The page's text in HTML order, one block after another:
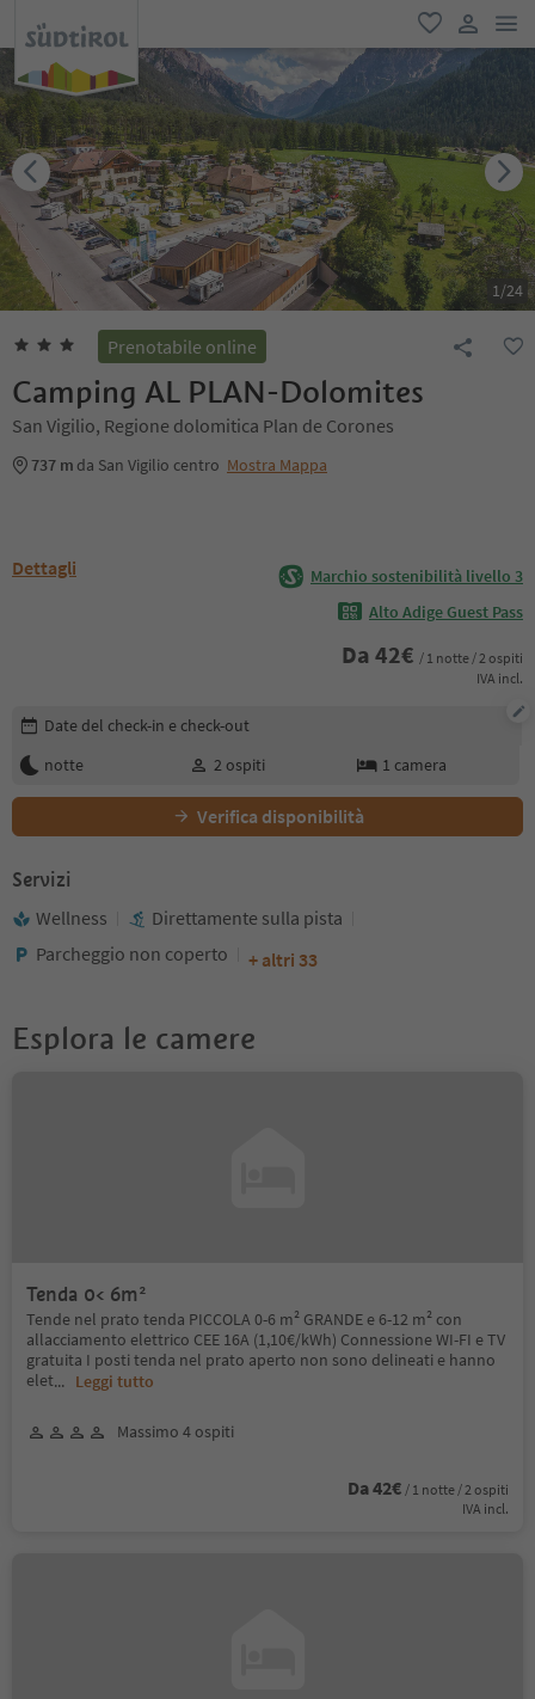
favoriti
user link
1/24
Prenotabile online
Camping AL PLAN-Dolomites
San Vigilio, Regione dolomitica Plan de Corones
737 m da San Vigilio centro Mostra Mappa
Dettagli
Marchio sostenibilità livello 3
Alto Adige Guest Pass
Da 42€ / 1 notte / 2 ospiti
IVA incl.
Modifica i dettagli della prenotazione
Date del check-in e check-out
notte
2 ospiti 1 camera
Verifica disponibilità
Servizi
Wellness
Direttamente sulla pista
Parcheggio non coperto
+ altri 33
Esplora le camere
Tenda 0< 6m²
Tende nel prato tenda PICCOLA 0-6 m² GRANDE e 6-12 m² con
allacciamento elettrico CEE 16A (1,10€/kWh) Connessione WI-FI e TV
gratuita I posti tenda nel prato aperto non sono delineati e hanno
elet... Leggi tutto
Massimo 4 ospiti
Da 42€ / 1 notte / 2 ospiti
IVA incl.